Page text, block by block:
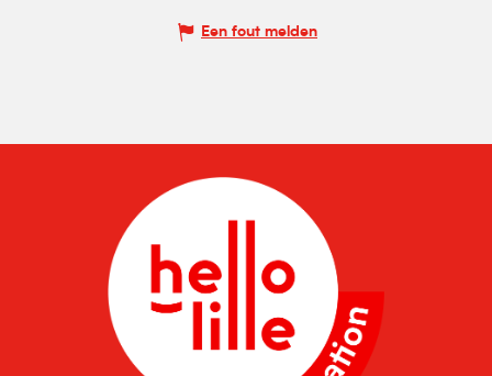
Een fout melden